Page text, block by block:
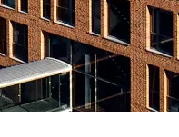
Servicios
Acerca de